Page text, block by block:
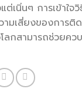
เนิ่นๆ การเข้าใจ
มเสี่ยงของการติ
กสามารถช่วยคว